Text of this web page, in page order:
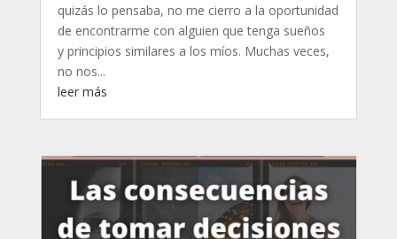
quizás lo pensaba, no me cierro a la oportunidad
de encontrarme con alguien que tenga sueños
y principios similares a los míos. Muchas veces,
no nos...
leer más